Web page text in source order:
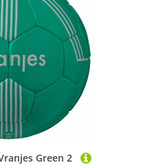
Green 2